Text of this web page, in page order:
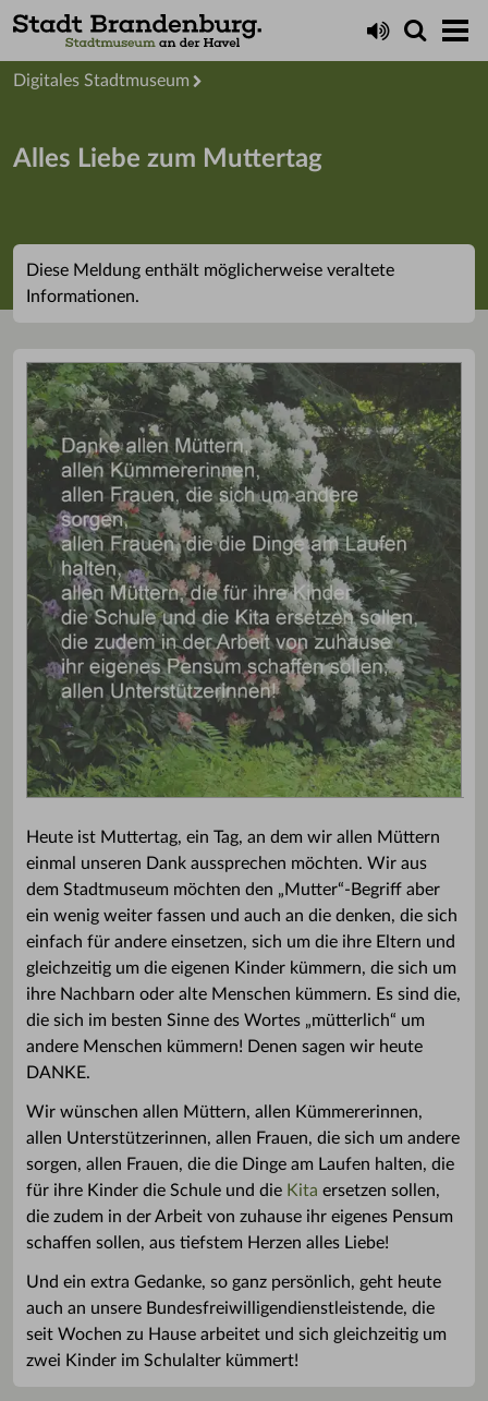
Startseite
Digitales Stadtmuseum
Alles Liebe zum Muttertag
Diese Meldung enthält möglicherweise veraltete
Informationen.
Heute ist Muttertag, ein Tag, an dem wir allen Müttern
einmal unseren Dank aussprechen möchten. Wir aus
dem Stadtmuseum möchten den „Mutter“-Begriff aber
ein wenig weiter fassen und auch an die denken, die sich
einfach für andere einsetzen, sich um die ihre Eltern und
gleichzeitig um die eigenen Kinder kümmern, die sich um
ihre Nachbarn oder alte Menschen kümmern. Es sind die,
die sich im besten Sinne des Wortes „mütterlich“ um
andere Menschen kümmern! Denen sagen wir heute
DANKE.
Wir wünschen allen Müttern, allen Kümmererinnen,
allen Unterstützerinnen, allen Frauen, die sich um andere
sorgen, allen Frauen, die die Dinge am Laufen halten, die
für ihre Kinder die Schule und die Kita ersetzen sollen,
die zudem in der Arbeit von zuhause ihr eigenes Pensum
schaffen sollen, aus tiefstem Herzen alles Liebe!
Und ein extra Gedanke, so ganz persönlich, geht heute
auch an unsere Bundesfreiwilligendienstleistende, die
seit Wochen zu Hause arbeitet und sich gleichzeitig um
zwei Kinder im Schulalter kümmert!